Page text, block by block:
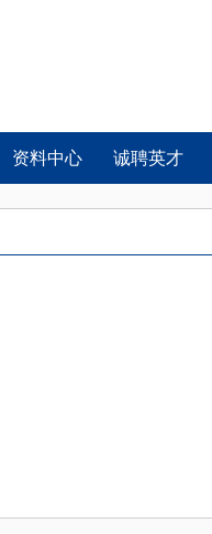
资料中心 诚聘英才